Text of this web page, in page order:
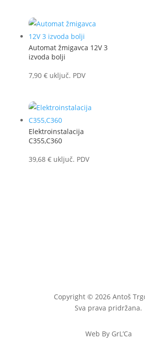
Automat žmigavca 12V 3
izvoda bolji
7,90 € uključ. PDV
Elektroinstalacija
C355,C360
39,68 € uključ. PDV
Copyright © 2026 Antoš
Sva prava pridržana.
Web By GrL’Ca